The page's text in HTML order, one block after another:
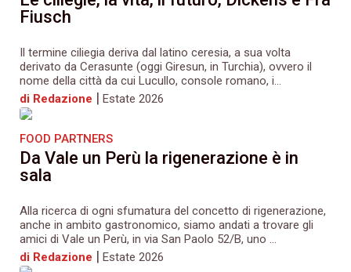
Fiusch
Il termine ciliegia deriva dal latino ceresia, a sua volta
derivato da Cerasunte (oggi Giresun, in Turchia), ovvero il
nome della città da cui Lucullo, console romano, i...
di Redazione | Estate 2026
FOOD PARTNERS
Da Vale un Perù la rigenerazione è in
sala
Alla ricerca di ogni sfumatura del concetto di rigenerazione,
anche in ambito gastronomico, siamo andati a trovare gli
amici di Vale un Perù, in via San Paolo 52/B, uno ...
di Redazione | Estate 2026